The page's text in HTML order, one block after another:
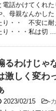
電話かけてくれ
、母親なんかし
り・・ 不安に耐
り・・・私は切 ...
るわけじゃ
激しく変わ
2023/02/15 -